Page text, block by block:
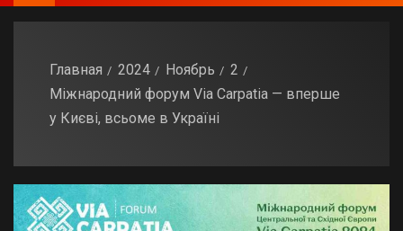
Главная 2024 Ноябрь
2
Міжнародний форум Via Carpatia — вперше
у Києві, всьоме в Україні